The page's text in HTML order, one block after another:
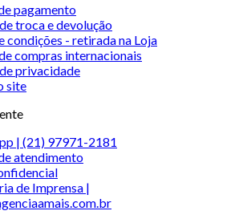
pagamento
troca e devolução
condições - retirada na Loja
compras internacionais
privacidade
site
| (21) 97971-2181
atendimento
de Imprensa |